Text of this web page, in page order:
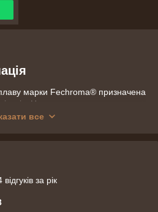
марки Fechroma® призначена
Наприклад, сплав
в собі високий
і корозії в найбільш поширених
щільного поверхневого
основі AL2О3. На відміну від
наприклад, можна
все
за рік